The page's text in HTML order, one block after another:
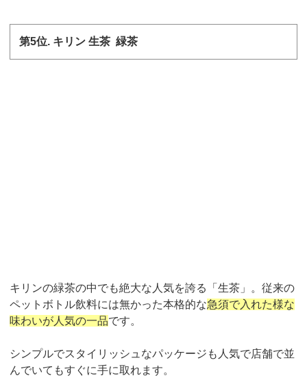
第5位. キリン 生茶 緑茶
キリンの緑茶の中でも絶大な人気を誇る「生茶」。従来の
ペットボトル飲料には無かった本格的な急須で入れた様な
味わいが人気の一品です。
シンプルでスタイリッシュなパッケージも人気で店舗で並
んでいてもすぐに手に取れます。